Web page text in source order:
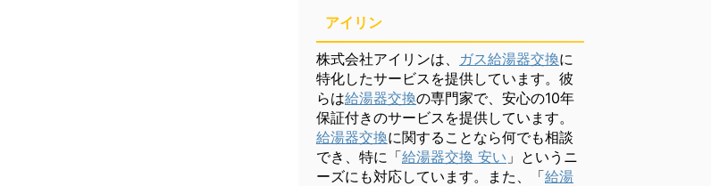
アイリン
株式会社アイリンは、 ガス給湯器交換に
特化したサービスを提供しています。彼
らは給湯器交換の専門家で、安心の10年
保証付きのサービスを提供しています。
給湯器交換に関することなら何でも相談
でき、特に「給湯器交換 安い 」というニ
ーズにも対応しています。また、「給湯